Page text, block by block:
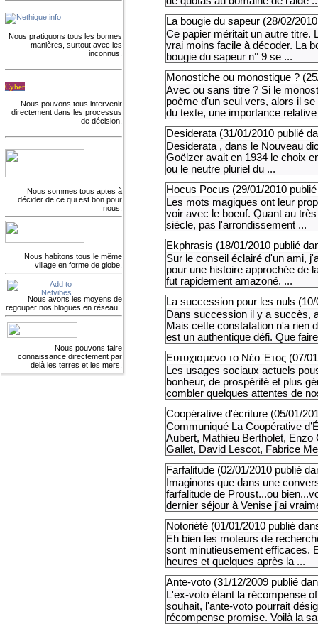
Nous pratiquons tous les bonnes
manières, surtout avec les
inconnus.
Cyber
Nous pouvons tous intervenir
directement dans les processus
de décision.
Nous sommes tous aptes à
décider de ce qui est bon pour
nous.
Nous habitons tous le même
village en forme de globe.
Nous avons les moyens de
regouper nos blogues en réseau .
Nous pouvons faire
connaissance directement par
delà les terres et les mers.
La bougie du sapeur (28/02/2010
Ce papier méritait un autre titre.
vrai moins facile à décoder. La
bougie du sapeur n° 9 se ...
Monostiche ou monostique ? (
Avec ou sans titre ? Si le
poème d'un seul vers, alors il
du texte, une importance
Desiderata (31/01/2010 publié
Desiderata , dans le Nouveau
Goëlzer avait en 1934 le choix
ou le neutre pluriel du ...
Hocus Pocus (29/01/2010
Les mots magiques ont leur
voir avec le boeuf. Quant au
siècle, pas l'arrondissement ...
Ekphrasis (18/01/2010 publié
Sur le conseil éclairé d'un ami,
pour une histoire approchée de
fut rapidement amazoné. ...
La succession pour les nuls (
Dans succession il y a succès,
Mais cette constatation n'a rien
est un authentique défi. Que
Ευτυχισμένο το Νέο Έτος (07/
Les usages sociaux actuels
bonheur, de prospérité et plus
combler quelques attentes de
Coopérative d'écriture (05/01/
Communiqué La Coopérative
Aubert, Mathieu Bertholet,
Gallet, David Lescot, Fabrice
Farfalitude (02/01/2010 publié
Imaginons que dans une
farfalitude de Proust...ou
dernier séjour à Venise j'ai
Notoriété (01/01/2010 publié
Eh bien les moteurs de
sont minutieusement efficaces.
heures et quelques après la ...
Ante-voto (31/12/2009 publié
L'ex-voto étant la récompense
souhait, l'ante-voto pourrait
récompense promise. Voilà la